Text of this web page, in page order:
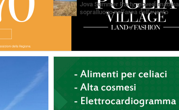
Jova Summer Party, giovedì mattina
sopralluogo nell'area dell'evento